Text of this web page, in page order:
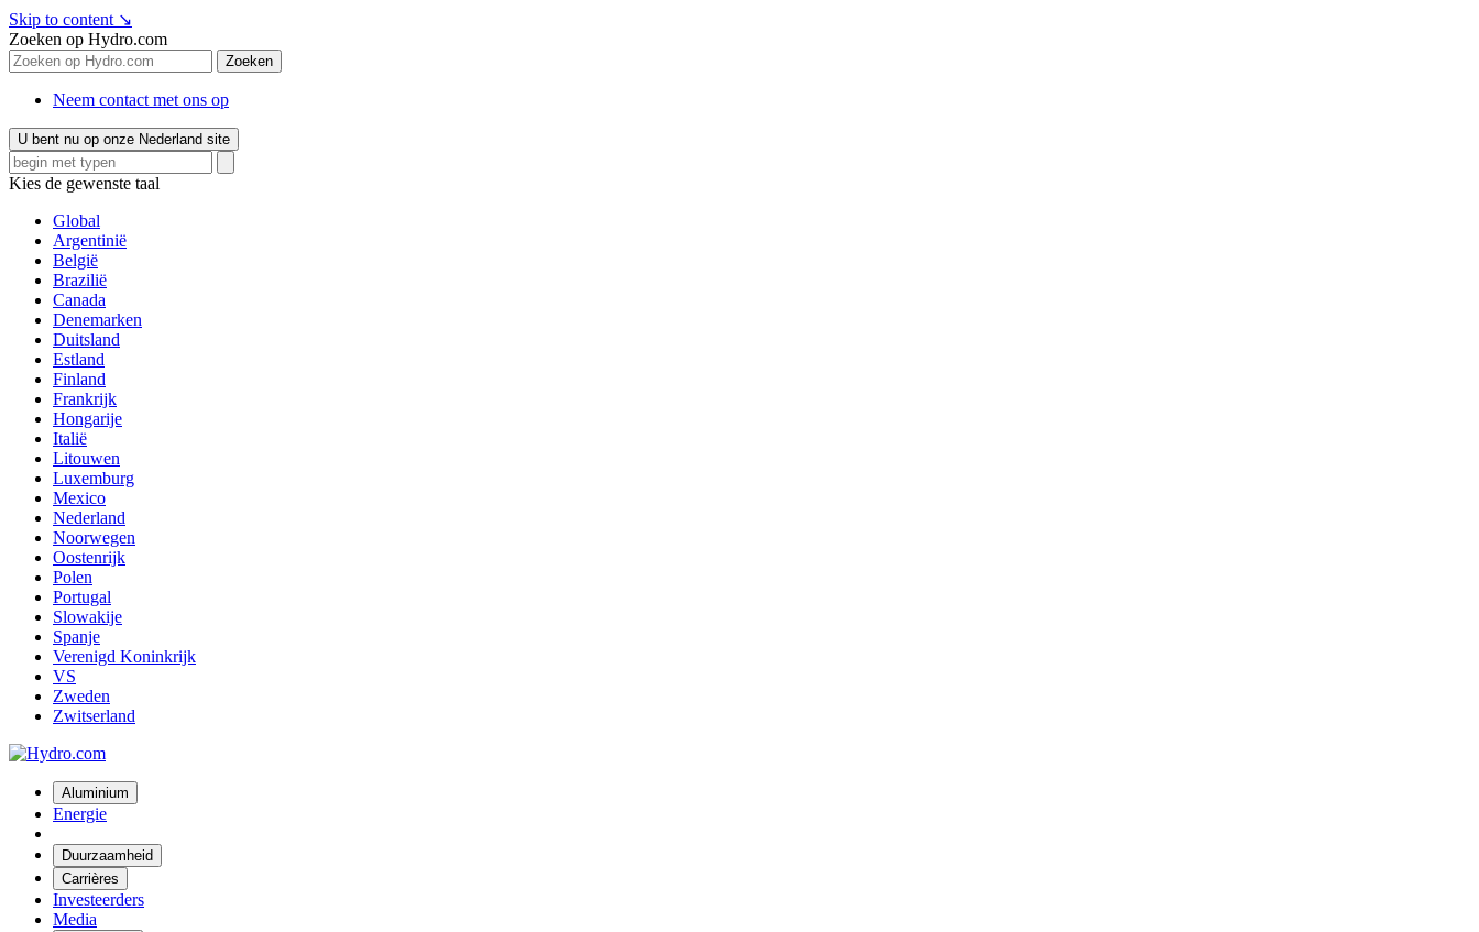
Skip to content ↘
Zoeken op Hydro.com
Zoeken
Neem contact met ons op
U bent nu op onze Nederland site
Kies de gewenste taal
Global
Argentinië
België
Brazilië
Canada
Denemarken
Duitsland
Estland
Finland
Frankrijk
Hongarije
Italië
Litouwen
Luxemburg
Mexico
Nederland
Noorwegen
Oostenrijk
Polen
Portugal
Slowakije
Spanje
Verenigd Koninkrijk
VS
Zweden
Zwitserland
Aluminium
Energie
Duurzaamheid
Carrières
Investeerders
Media